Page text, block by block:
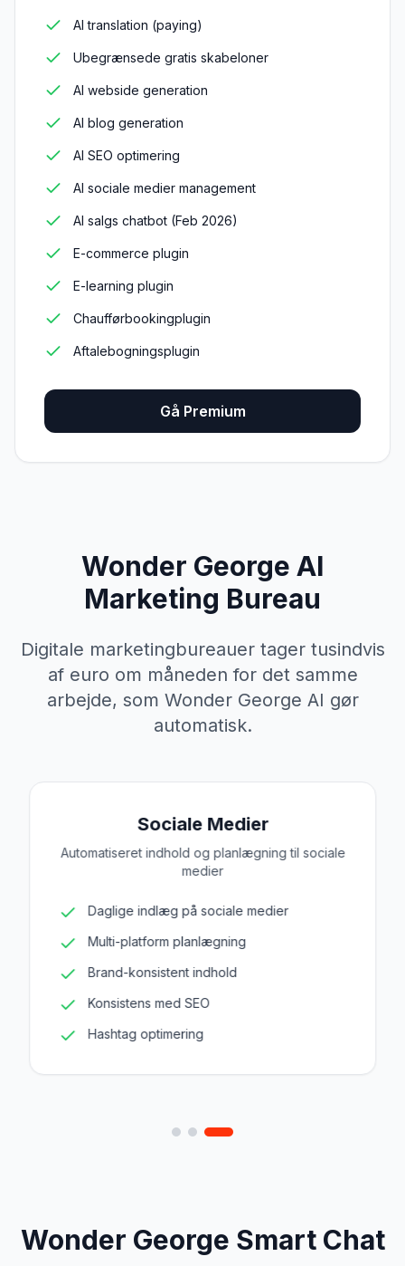
AI translation (paying)
Ubegrænsede gratis skabeloner
AI webside generation
AI blog generation
AI SEO optimering
AI sociale medier management
AI salgs chatbot (Feb 2026)
E-commerce plugin
E-learning plugin
Chaufførbookingplugin
Aftalebogningsplugin
Gå Premium
Wonder George AI
Marketing Bureau
Digitale marketingbureauer tager tusindvis
af euro om måneden for det samme
arbejde, som Wonder George AI gør
automatisk.
Sociale Medier
Automatiseret indhold og planlægning til sociale
medier
Daglige indlæg på sociale medier
Multi-platform planlægning
Brand-konsistent indhold
Konsistens med SEO
Hashtag optimering
Wonder George Smart Chat